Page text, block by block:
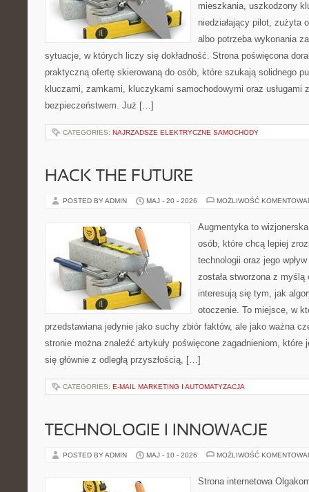
mieszkania, uszkodzony
niedziałający pilot, zużyta
albo potrzeba wykonania
sytuacje, w których liczy się dokładność. Strona poświęcona
praktyczną ofertę skierowaną do osób, które szukają solidnego
kluczami, zamkami, kluczykami samochodowymi oraz usługami
bezpieczeństwem. Już […]
CATEGORIES: NAJRZADSZE ELEKTRYCZNE SAMOCHODY
HACK THE FUTURE
POSTED BY ADMIN MAJ - 20 - 2026 MOŻLIWOŚĆ
Augmentyka to
osób, które chcą lepiej
technologii oraz jego
została stworzona z
interesują się tym, jak
otoczenie. To miejsce, w
przedstawiana jedynie jako suchy zbiór faktów, ale jako ważna
stronie można znaleźć artykuły poświęcone zagadnieniom, które
się głównie z odległą przyszłością, […]
CATEGORIES: E-MAIL MARKETING I AUTOMATYZACJA
TECHNOLOGIE I INNOWACJE
POSTED BY ADMIN MAJ - 10 - 2026 MOŻLIWOŚĆ
Strona internetowa